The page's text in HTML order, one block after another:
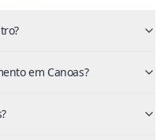
em Canoas?